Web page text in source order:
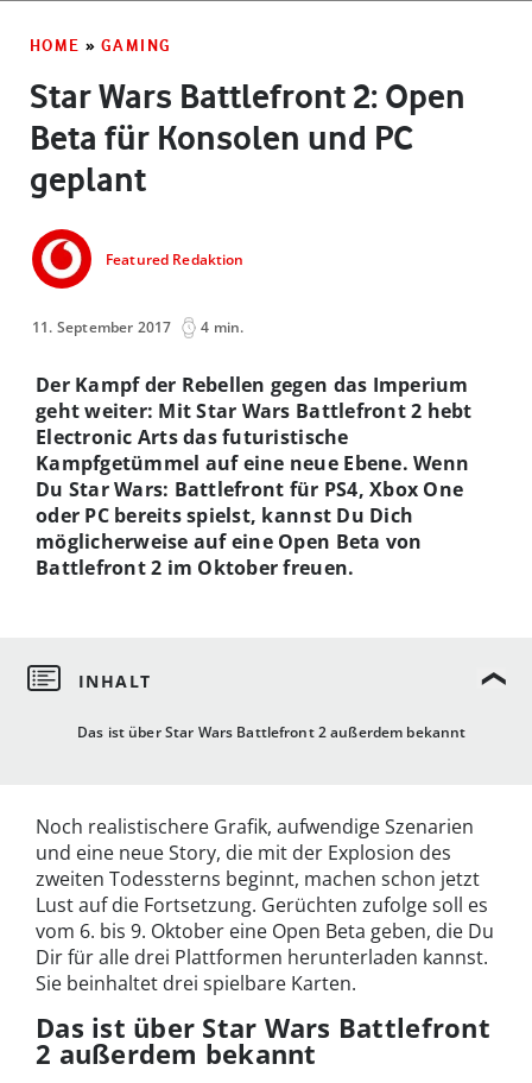
HOME » GAMING
Star Wars Battlefront 2: Open
Beta für Konsolen und PC
geplant
Featured Redaktion
11. September 2017 4 min.
Das ist über Star Wars Battlefront 2 außerdem bekannt
Der Kampf der Rebellen gegen das Imperium
geht weiter: Mit Star Wars Battlefront 2 hebt
Electronic Arts das futuristische
Kampfgetümmel auf eine neue Ebene. Wenn
Du Star Wars: Battlefront für PS4, Xbox One
oder PC bereits spielst, kannst Du Dich
möglicherweise auf eine Open Beta von
Battlefront 2 im Oktober freuen.
Noch realistischere Grafik, aufwendige Szenarien
und eine neue Story, die mit der Explosion des
zweiten Todessterns beginnt, machen schon jetzt
Lust auf die Fortsetzung. Gerüchten zufolge soll es
vom 6. bis 9. Oktober eine Open Beta geben, die Du
Dir für alle drei Plattformen herunterladen kannst.
Sie beinhaltet drei spielbare Karten.
Das ist über Star Wars Battlefront
2 außerdem bekannt